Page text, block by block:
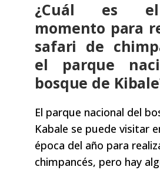
¿Cuál es
momento para
safari de
el parque
bosque de
El parque nacional del
Kabale se puede visitar
época del año para
chimpancés, pero hay